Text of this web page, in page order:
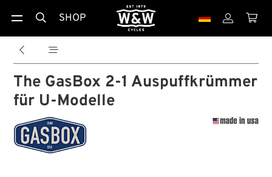
 SHOP  
 
The GasBox 2-1 Auspuffkrümmer
für U-Modelle